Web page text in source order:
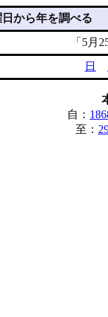
から年を調べる
「5月
日
自：
至：